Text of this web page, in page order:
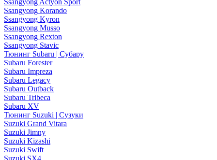
Ssangyong Actyon Sport
Ssangyong Korando
Ssangyong Kyron
Ssangyong Musso
Ssangyong Rexton
Ssangyong Stavic
Тюнинг Subaru | Субару
Subaru Forester
Subaru Impreza
Subaru Legacy
Subaru Outback
Subaru Tribeca
Subaru XV
Тюнинг Suzuki | Сузуки
Suzuki Grand Vitara
Suzuki Jimny
Suzuki Kizashi
Suzuki Swift
Suzuki SX4